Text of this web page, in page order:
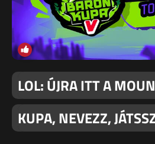
LOL: ÚJRA ITT A
KUPA, NEVEZZ,